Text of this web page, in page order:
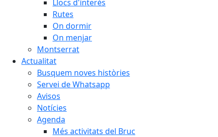
Llocs d'interès
Rutes
On dormir
On menjar
Montserrat
Actualitat
Busquem noves històries
Servei de Whatsapp
Avisos
Notícies
Agenda
Més activitats del Bruc